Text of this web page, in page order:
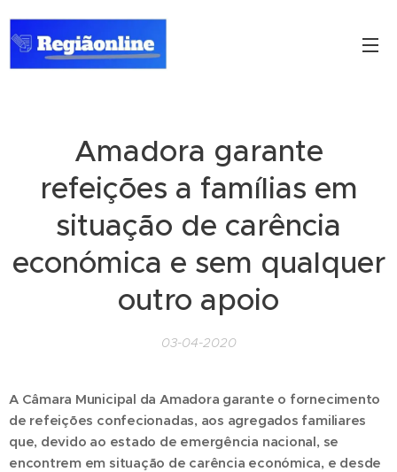
Amadora garante
refeições a famílias em
situação de carência
económica e sem qualquer
outro apoio
03-04-2020
A Câmara Municipal da Amadora garante o fornecimento
de refeições confecionadas, aos agregados familiares
que, devido ao estado de emergência nacional, se
encontrem em situação de carência económica, e desde